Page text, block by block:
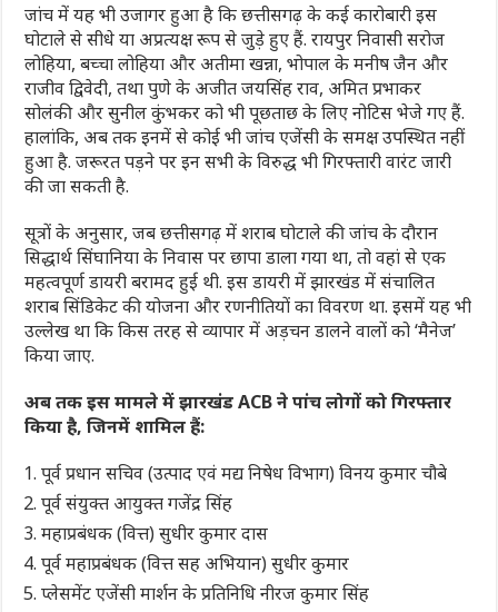
जांच में यह भी उजागर हुआ है कि छत्तीसगढ़ के कई कारोबारी इस
घोटाले से सीधे या अप्रत्यक्ष रूप से जुड़े हुए हैं. रायपुर निवासी सरोज
लोहिया, बच्चा लोहिया और अतीमा खन्ना, भोपाल के मनीष जैन और
राजीव द्विवेदी, तथा पुणे के अजीत जयसिंह राव, अमित प्रभाकर
सोलंकी और सुनील कुंभकर को भी पूछताछ के लिए नोटिस भेजे गए हैं.
हालांकि, अब तक इनमें से कोई भी जांच एजेंसी के समक्ष उपस्थित नहीं
हुआ है. जरूरत पड़ने पर इन सभी के विरुद्ध भी गिरफ्तारी वारंट जारी
की जा सकती है.
सूत्रों के अनुसार, जब छत्तीसगढ़ में शराब घोटाले की जांच के दौरान
सिद्धार्थ सिंघानिया के निवास पर छापा डाला गया था, तो वहां से एक
महत्वपूर्ण डायरी बरामद हुई थी. इस डायरी में झारखंड में संचालित
शराब सिंडिकेट की योजना और रणनीतियों का विवरण था. इसमें यह भी
उल्लेख था कि किस तरह से व्यापार में अड़चन डालने वालों को ‘मैनेज’
किया जाए.
अब तक इस मामले में झारखंड ACB ने पांच लोगों को गिरफ्तार
किया है, जिनमें शामिल हैं:
पूर्व प्रधान सचिव (उत्पाद एवं मद्य निषेध विभाग) विनय कुमार चौबे
पूर्व संयुक्त आयुक्त गजेंद्र सिंह
महाप्रबंधक (वित्त) सुधीर कुमार दास
पूर्व महाप्रबंधक (वित्त सह अभियान) सुधीर कुमार
प्लेसमेंट एजेंसी मार्शन के प्रतिनिधि नीरज कुमार सिंह